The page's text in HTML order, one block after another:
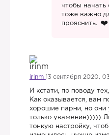
чтобы начать
тоже важно
прояснить.
irinm 13 сентября 2020,
И кстати, по поводу
Как оказывается, вам
хорошие парни, но они
только уважение)))))
тонкую настройку,